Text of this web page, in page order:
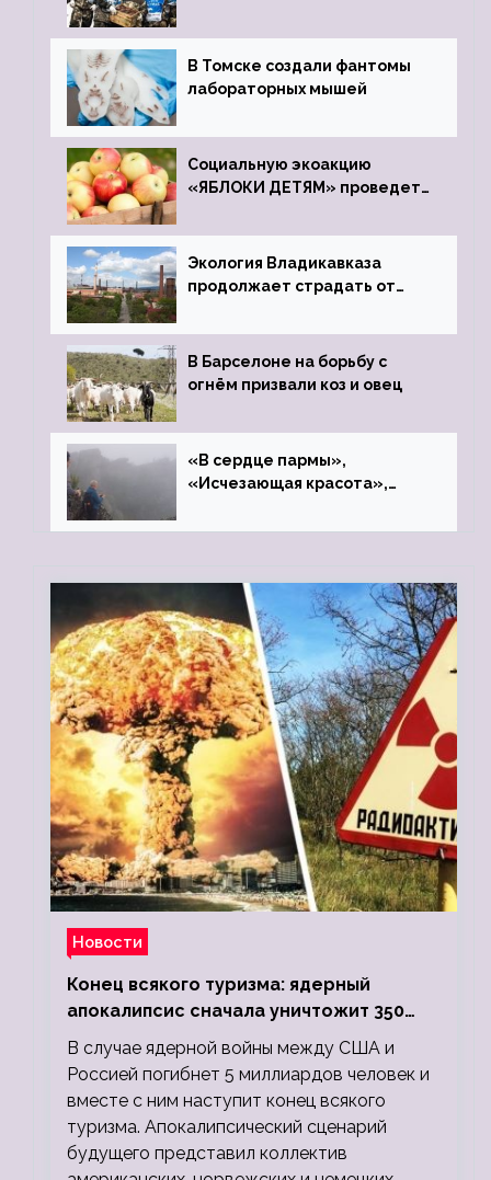
В Томске создали фантомы
лабораторных мышей
Социальную экоакцию
«ЯБЛОКИ ДЕТЯМ» проведет
Экология Владикавказа
продолжает страдать от
В Барселоне на борьбу с
огнём призвали коз и овец
«В сердце пармы»,
«Исчезающая красота»,
Новости
Конец всякого туризма: ядерный
апокалипсис сначала уничтожит 350
миллионов, а потом 5 миллиардов
людей
В случае ядерной войны между США и
Россией погибнет 5 миллиардов человек и
вместе с ним наступит конец всякого
туризма. Апокалипсический сценарий
будущего представил коллектив